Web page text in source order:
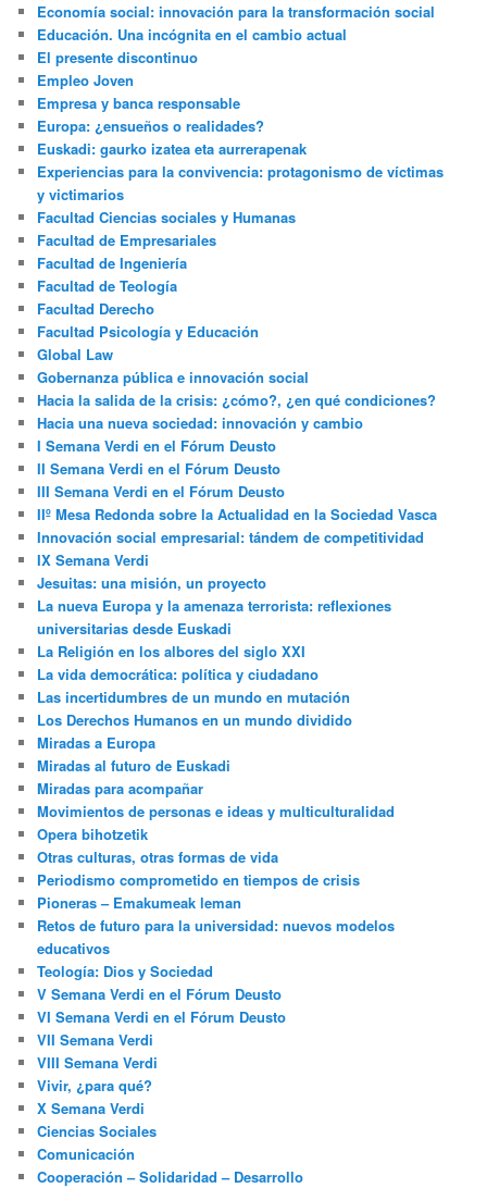
Economía social: innovación para la transformación social
Educación. Una incógnita en el cambio actual
El presente discontinuo
Empleo Joven
Empresa y banca responsable
Europa: ¿ensueños o realidades?
Euskadi: gaurko izatea eta aurrerapenak
Experiencias para la convivencia: protagonismo de víctimas
y victimarios
Facultad Ciencias sociales y Humanas
Facultad de Empresariales
Facultad de Ingeniería
Facultad de Teología
Facultad Derecho
Facultad Psicología y Educación
Global Law
Gobernanza pública e innovación social
Hacia la salida de la crisis: ¿cómo?, ¿en qué condiciones?
Hacia una nueva sociedad: innovación y cambio
I Semana Verdi en el Fórum Deusto
II Semana Verdi en el Fórum Deusto
III Semana Verdi en el Fórum Deusto
IIº Mesa Redonda sobre la Actualidad en la Sociedad Vasca
Innovación social empresarial: tándem de competitividad
IX Semana Verdi
Jesuitas: una misión, un proyecto
La nueva Europa y la amenaza terrorista: reflexiones
universitarias desde Euskadi
La Religión en los albores del siglo XXI
La vida democrática: política y ciudadano
Las incertidumbres de un mundo en mutación
Los Derechos Humanos en un mundo dividido
Miradas a Europa
Miradas al futuro de Euskadi
Miradas para acompañar
Movimientos de personas e ideas y multiculturalidad
Opera bihotzetik
Otras culturas, otras formas de vida
Periodismo comprometido en tiempos de crisis
Pioneras – Emakumeak leman
Retos de futuro para la universidad: nuevos modelos
educativos
Teología: Dios y Sociedad
V Semana Verdi en el Fórum Deusto
VI Semana Verdi en el Fórum Deusto
VII Semana Verdi
VIII Semana Verdi
Vivir, ¿para qué?
X Semana Verdi
Ciencias Sociales
Comunicación
Cooperación – Solidaridad – Desarrollo